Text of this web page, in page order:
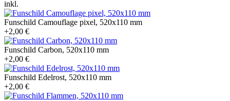
inkl.
Funschild Camouflage pixel, 520x110 mm
+2,00 €
Funschild Carbon, 520x110 mm
+2,00 €
Funschild Edelrost, 520x110 mm
+2,00 €